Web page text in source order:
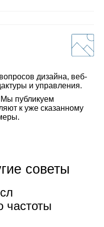
дизайна, веб-
и управления.
публикуем
к уже сказанному
советы
частоты